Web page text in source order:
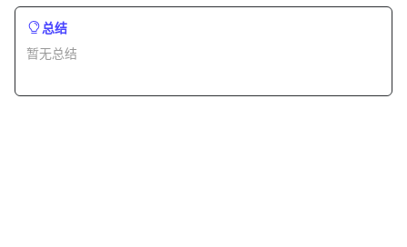
总结
暂无总结